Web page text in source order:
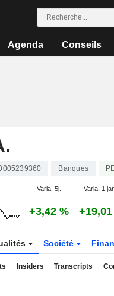
Agenda Conseils
Banques
Varia. 5j. Varia. 1
+3,42 %
Société
Insiders Transcripts